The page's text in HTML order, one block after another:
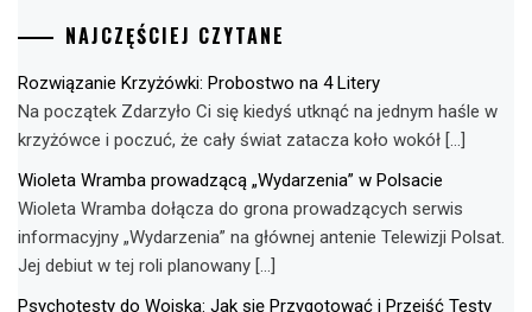
NAJCZĘŚCIEJ CZYTANE
Rozwiązanie Krzyżówki: Probostwo na 4 Litery
Na początek Zdarzyło Ci się kiedyś utknąć na jednym haśle w
krzyżówce i poczuć, że cały świat zatacza koło wokół […]
Wioleta Wramba prowadzącą „Wydarzenia” w Polsacie
Wioleta Wramba dołącza do grona prowadzących serwis
informacyjny „Wydarzenia” na głównej antenie Telewizji Polsat.
Jej debiut w tej roli planowany […]
Psychotesty do Wojska: Jak się Przygotować i Przejść Testy